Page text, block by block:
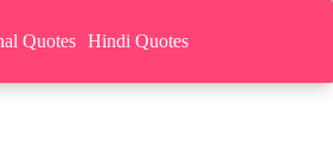
Quotes Hindi Quotes